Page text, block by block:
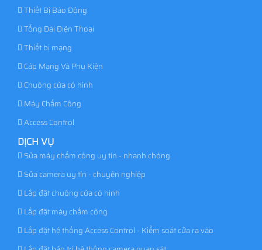
Thiết Bị Báo Động
Tổng Đài Điện Thoại
Thiết bị mạng
Cáp Mạng Và Phụ Kiện
Chuông cửa có hình
Máy Chấm Công
Access Control
DỊCH VỤ
Sửa máy chấm công uy tín - nhanh chóng
Sửa camera uy tín - chuyên nghiệp
Lắp đặt chuông cửa có hình
Lắp đặt máy chấm công
Lắp đặt hệ thống Access Control - Kiểm soát cửa ra vào